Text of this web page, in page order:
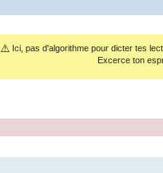
⚠️ Ici, pas d'algorithme pour dicter tes
Excerce ton